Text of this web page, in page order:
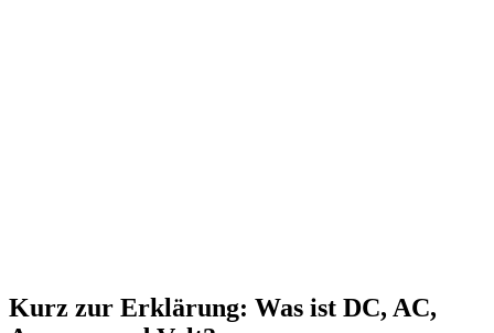
Kurz zur Erklärung: Was ist DC, AC,